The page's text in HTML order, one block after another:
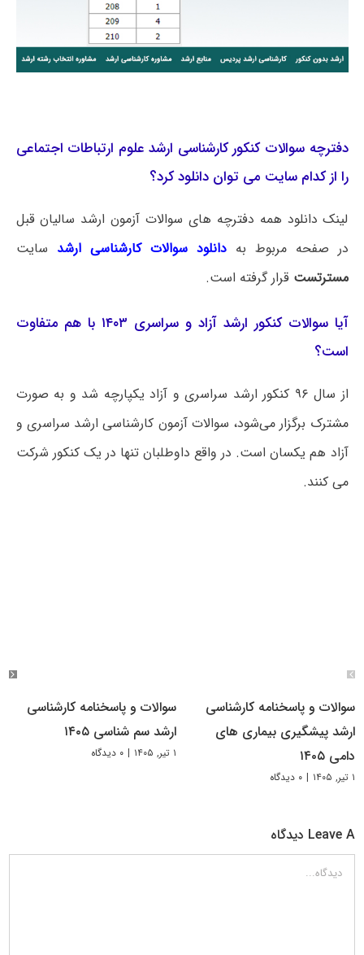
دفترچه سوالات کنکور کارشناسی ارشد علوم ارتباطات اجتماعی
را از کدام سایت می توان دانلود کرد؟
لینک دانلود همه دفترچه های سوالات آزمون ارشد سالیان قبل
در صفحه مربوط به دانلود سوالات کارشناسی ارشد سایت
مسترتست قرار گرفته است.
آیا سوالات کنکور ارشد آزاد و سراسری ۱۴۰۳ با هم متفاوت
است؟
از سال ۹۶ کنکور ارشد سراسری و آزاد یکپارچه شد و به صورت
مشترک برگزار می‌شود، سوالات آزمون کارشناسی ارشد سراسری و
آزاد هم یکسان است. در واقع داوطلبان تنها در یک کنکور شرکت
می کنند.
سوالات و پاسخنامه کارشناسی
ارشد پیشگیری بیماری های
دامی ۱۴۰۵
۱ تیر, ۱۴۰۵ | ۰ دیدگاه
سوالات و پاسخنامه کارشناسی
ارشد سم شناسی ۱۴۰۵
۱ تیر, ۱۴۰۵ | ۰ دیدگاه
Leave A دیدگاه
دیدگاه